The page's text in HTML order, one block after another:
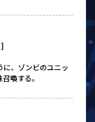
]
、ゾンビのユニッ
喚する。